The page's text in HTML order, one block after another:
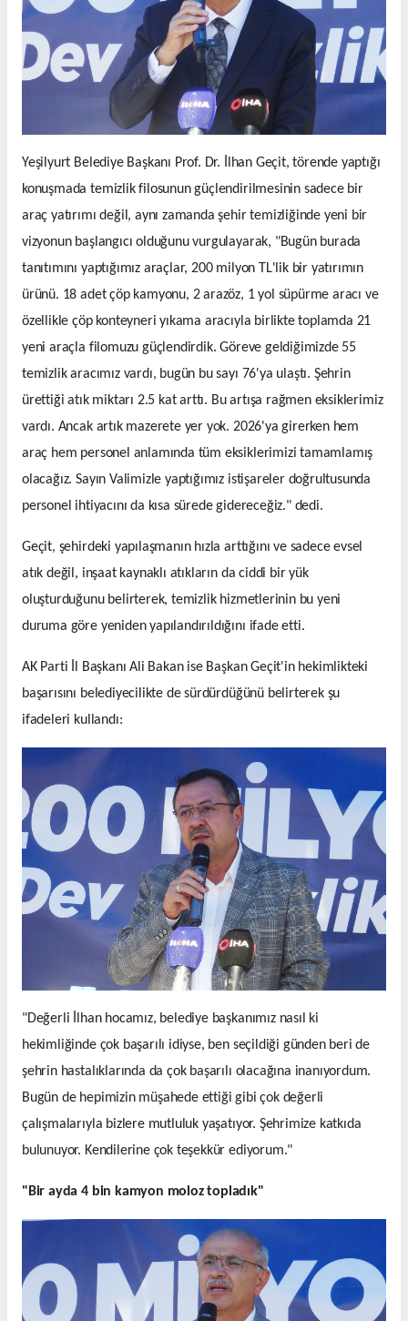
Yeşilyurt Belediye Başkanı Prof. Dr. İlhan Geçit, törende yaptığı
konuşmada temizlik filosunun güçlendirilmesinin sadece bir
araç yatırımı değil, aynı zamanda şehir temizliğinde yeni bir
vizyonun başlangıcı olduğunu vurgulayarak, "Bugün burada
tanıtımını yaptığımız araçlar, 200 milyon TL'lik bir yatırımın
ürünü. 18 adet çöp kamyonu, 2 arazöz, 1 yol süpürme aracı ve
özellikle çöp konteyneri yıkama aracıyla birlikte toplamda 21
yeni araçla filomuzu güçlendirdik. Göreve geldiğimizde 55
temizlik aracımız vardı, bugün bu sayı 76'ya ulaştı. Şehrin
ürettiği atık miktarı 2.5 kat arttı. Bu artışa rağmen eksiklerimiz
vardı. Ancak artık mazerete yer yok. 2026'ya girerken hem
araç hem personel anlamında tüm eksiklerimizi tamamlamış
olacağız. Sayın Valimizle yaptığımız istişareler doğrultusunda
personel ihtiyacını da kısa sürede gidereceğiz." dedi.
Geçit, şehirdeki yapılaşmanın hızla arttığını ve sadece evsel
atık değil, inşaat kaynaklı atıkların da ciddi bir yük
oluşturduğunu belirterek, temizlik hizmetlerinin bu yeni
duruma göre yeniden yapılandırıldığını ifade etti.
AK Parti İl Başkanı Ali Bakan ise Başkan Geçit'in hekimlikteki
başarısını belediyecilikte de sürdürdüğünü belirterek şu
ifadeleri kullandı:
"Değerli İlhan hocamız, belediye başkanımız nasıl ki
hekimliğinde çok başarılı idiyse, ben seçildiği günden beri de
şehrin hastalıklarında da çok başarılı olacağına inanıyordum.
Bugün de hepimizin müşahede ettiği gibi çok değerli
çalışmalarıyla bizlere mutluluk yaşatıyor. Şehrimize katkıda
bulunuyor. Kendilerine çok teşekkür ediyorum."
"Bir ayda 4 bin kamyon moloz topladık"